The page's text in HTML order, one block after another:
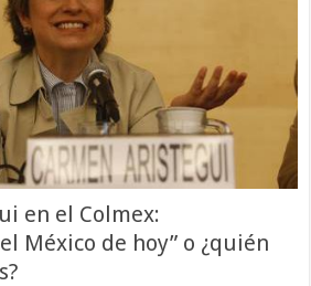
en el Colmex:
México de hoy” o ¿quién